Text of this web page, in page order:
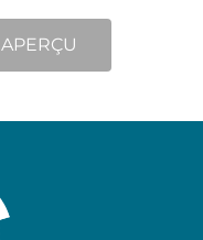
APERÇU